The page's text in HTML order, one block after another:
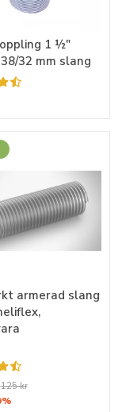
1 ½"
32 mm slang
armerad slang
125 kr